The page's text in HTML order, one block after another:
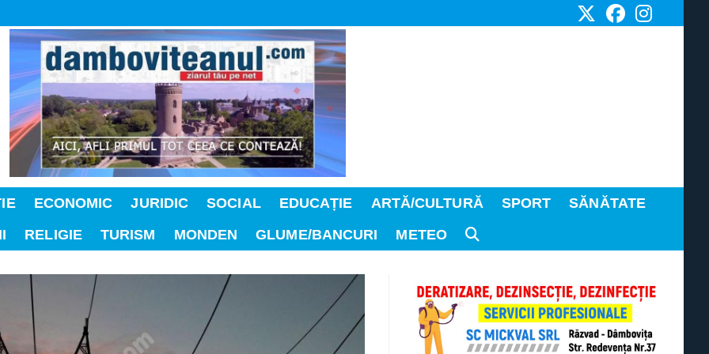
ECONOMIC JURIDIC SOCIAL EDUCAȚIE ARTĂ/CULTURĂ SPORT
SĂNĂTATE
RELIGIE TURISM MONDEN GLUME/BANCURI METEO TOGGLE
SEARCH